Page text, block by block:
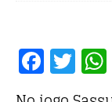
F
a
T
w